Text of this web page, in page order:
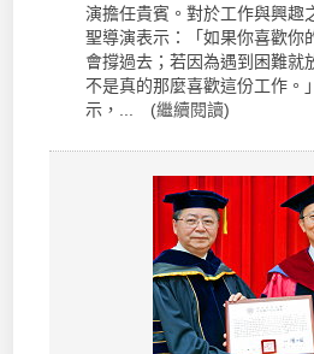
演擔任貴賓。對於工作與興趣
聖導演表示：「如果你喜歡你
會撐過去；若因為遇到困難就
不是真的那麼喜歡這份工作。
示，... (繼續閱讀)